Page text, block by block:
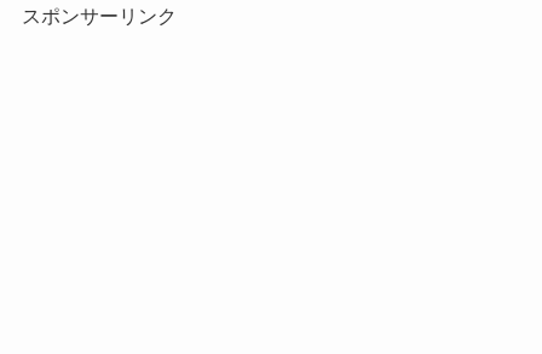
レ
スポンサーリンク